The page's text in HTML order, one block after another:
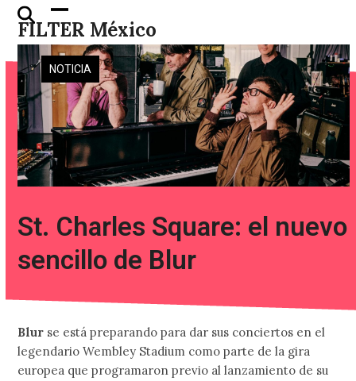
Skip
content
FILTER México
Open
mobile
menu
Close
mobile
menu
NOTICIA
St. Charles Square: el nuevo
sencillo de Blur
Blur se está preparando para dar sus conciertos en el
legendario Wembley Stadium como parte de la gira
europea que programaron previo al lanzamiento de su